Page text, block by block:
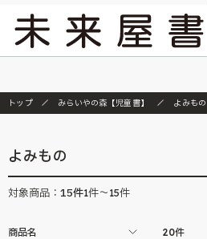
トップ みらいやの森【児童書】 よみもの
よみもの
対象商品： 15件1件～15件
商品名 20件